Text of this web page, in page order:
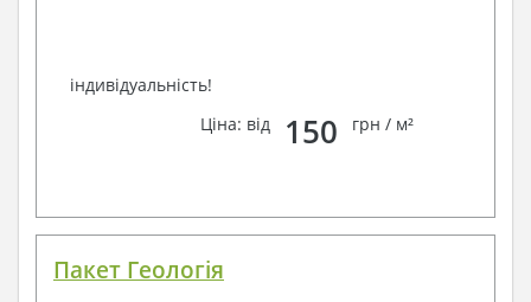
індивідуальність!
Ціна: від
150 грн / м²
Пакет Геологія